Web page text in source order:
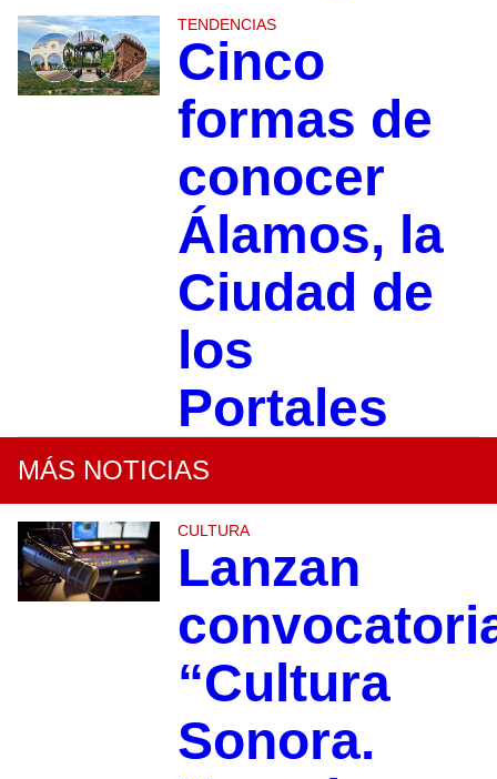
TENDENCIAS
Cinco
formas de
conocer
Álamos, la
Ciudad de
los
Portales
MÁS NOTICIAS
CULTURA
Lanzan
“Cultura
Sonora.